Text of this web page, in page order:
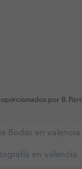
por
Bodas en valencia
en valencia